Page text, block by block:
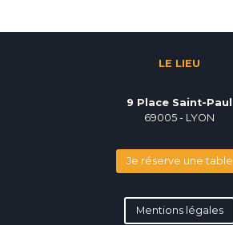
LE LIEU
9 Place Saint-Paul
69005 - LYON
Je réserve une table
Mentions légales